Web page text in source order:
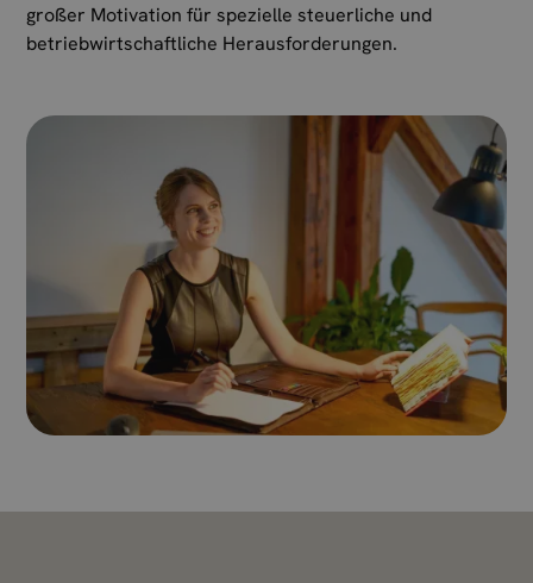
großer Motivation für spezielle steuerliche und
betriebwirtschaftliche Herausforderungen.